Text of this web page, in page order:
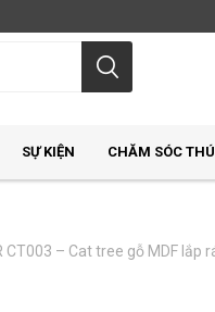
SỰ KIỆN CHĂM SÓC
– Cat tree gỗ MDF lắp